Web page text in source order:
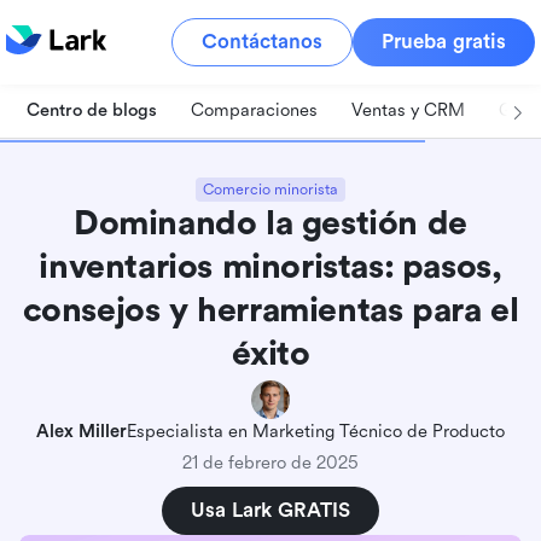
Contáctanos Prueba gratis
Centro de blogs Comparaciones Ventas y CRM
Comercio minorista
Dominando la gestión de
inventarios minoristas: pasos,
consejos y herramientas para el
éxito
Alex MillerEspecialista en Marketing Técnico de Producto
21 de febrero de 2025
Usa Lark GRATIS